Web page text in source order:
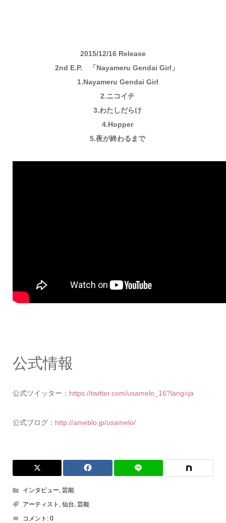
2015/12/16 Release
2nd E.P. 「Nayameru Gendai Girl」
1.Nayameru Gendai Girl
2.ニコイチ
3.わたしだらけ
4.Hopper
5.夜が終わるまで
公式情報
公式ツイッター： https://twitter.com/usamelo_16?lang=ja
公式ブログ： http://ameblo.jp/usamelo/
インタビュー, 芸能
アーティスト , 仙台, 芸能
コメント: 0